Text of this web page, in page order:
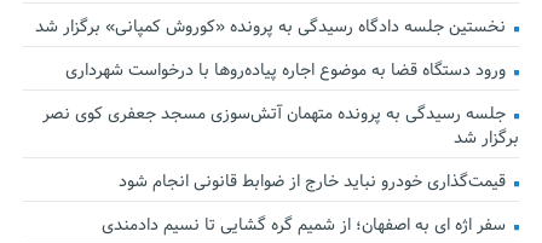
نخستین جلسه دادگاه رسیدگی به پرونده «کوروش کمپانی» برگزار شد
ورود دستگاه قضا به موضوع اجاره پیاده‌روها با درخواست شهرداری
جلسه رسیدگی به پرونده متهمان آتش‌سوزی مسجد جعفری کوی نصر
برگزار شد
قیمت‌گذاری خودرو نباید خارج از ضوابط قانونی انجام شود
سفر اژه ای به اصفهان؛ از شمیم گره گشایی تا نسیم دادمندی